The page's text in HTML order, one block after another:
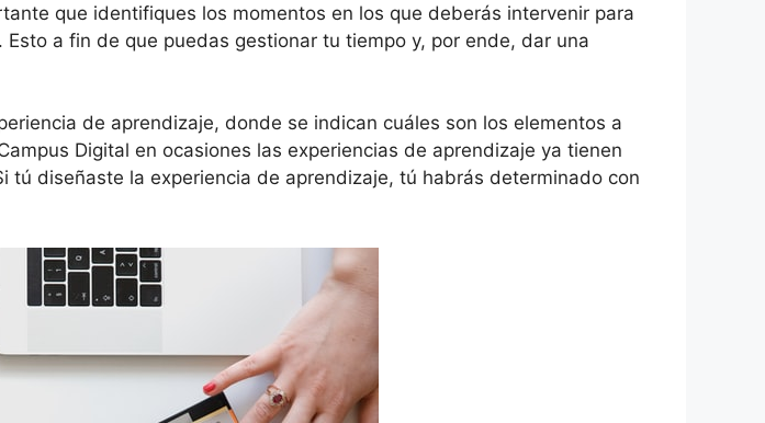
que identifiques los momentos en los que deberás intervenir para
a fin de que puedas gestionar tu tiempo y, por ende, dar una
de aprendizaje, donde se indican cuáles son los elementos a
Digital en ocasiones las experiencias de aprendizaje ya tienen
diseñaste la experiencia de aprendizaje, tú habrás determinado con